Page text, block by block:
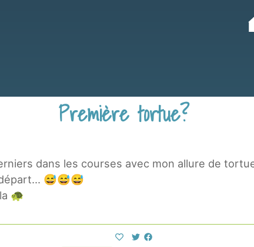
Première tortue?
dans les courses avec mon allure de
😅😅😅
🐢